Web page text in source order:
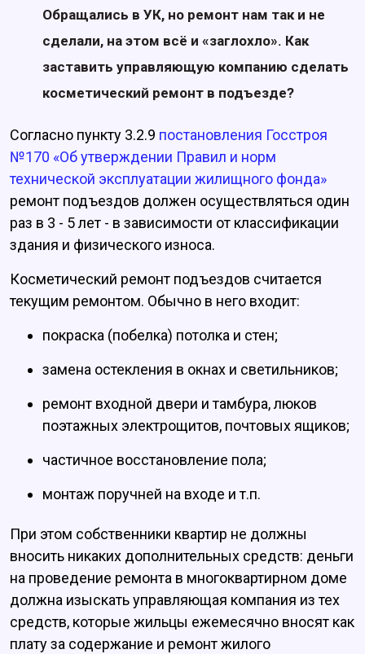
Обращались в УК, но ремонт нам так и не
сделали, на этом всё и «заглохло». Как
заставить управляющую компанию сделать
косметический ремонт в подъезде?
Согласно пункту 3.2.9 постановления Госстроя
№170 «Об утверждении Правил и норм
технической эксплуатации жилищного фонда»
ремонт подъездов должен осуществляться один
раз в 3 - 5 лет - в зависимости от классификации
здания и физического износа.
Косметический ремонт подъездов считается
текущим ремонтом. Обычно в него входит:
покраска (побелка) потолка и стен;
замена остекления в окнах и светильников;
ремонт входной двери и тамбура, люков
поэтажных электрощитов, почтовых ящиков;
частичное восстановление пола;
монтаж поручней на входе и т.п.
При этом собственники квартир не должны
вносить никаких дополнительных средств: деньги
на проведение ремонта в многоквартирном доме
должна изыскать управляющая компания из тех
средств, которые жильцы ежемесячно вносят как
плату за содержание и ремонт жилого